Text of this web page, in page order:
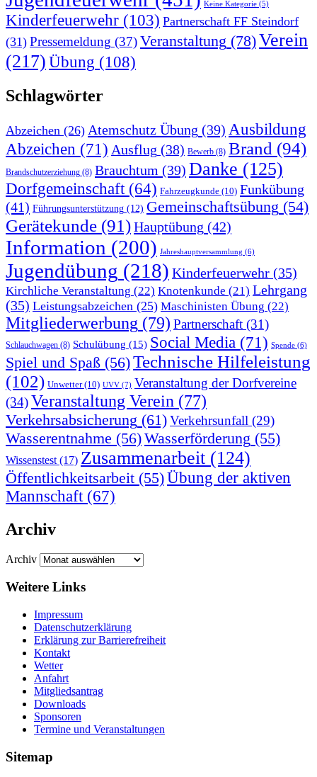
Keine Kategorie (5)
Kinderfeuerwehr (103) Partnerschaft FF Steindorf
(31) Pressemeldung (37)Veranstaltung (78)Verein
(217)Übung (108)
Schlagwörter
Abzeichen (26) Atemschutz Übung (39) Ausbildung
Abzeichen (71) Ausflug (38) Bewerb (8) Brand (94)
Brandschutzerziehung (8) Brauchtum (39) Danke (125)
Dorfgemeinschaft (64) Fahrzeugkunde (10) Funkübung
(41) Führungsunterstützung (12) Gemeinschaftsübung (54)
Gerätekunde (91)Hauptübung (42)
Information (200) Jahreshauptversammlung (6)
Jugendübung (218) Kinderfeuerwehr (35)
Kirchliche Veranstaltung (22) Knotenkunde (21) Lehrgang
(35) Leistungsabzeichen (25) Maschinisten Übung (22)
Mitgliederwerbung (79) Partnerschaft (31)
Schlauchwagen (8) Schulübung (15) Social Media (71) Spende (6)
Spiel und Spaß (56)Technische Hilfeleistung
(102) Unwetter(10) UVV (7) Veranstaltung der Dorfvereine
(34)Veranstaltung Verein (77)
Verkehrsabsicherung (61)Verkehrsunfall (29)
Wasserentnahme (56)Wasserförderung (55)
Wissenstest (17) Zusammenarbeit (124)
Öffentlichkeitsarbeit (55)Übung der aktiven
Mannschaft (67)
Archiv
Archiv
Weitere Links
Impressum
Datenschutzerklärung
Erklärung zur Barriere­frei­heit
Kontakt
Wetter
Anfahrt
Mitgliedsantrag
Downloads
Sponsoren
Termine und Veranstaltungen
Sitemap